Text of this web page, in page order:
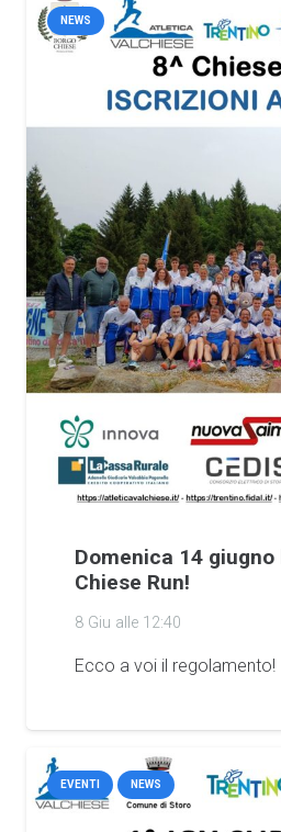
NEWS
Domenica 14
Chiese Run!
8 Giu alle 12:40
Ecco a voi il regolamento!
EVENTI NEWS